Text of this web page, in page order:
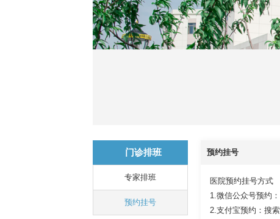
门诊排班
专家排班
预约挂号
预约挂号
医院预约挂号方式
1.微信公众号预约
2.支付宝预约：搜